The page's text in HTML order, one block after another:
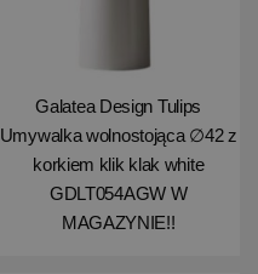
Galatea Design Tulips
Umywalka wolnostojąca ∅42 z
korkiem klik klak white
GDLT054AGW W
MAGAZYNIE!!